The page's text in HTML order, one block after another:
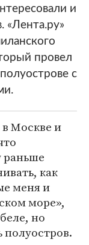
и
«Лента.ру»
провел
с
Москве и
раньше
как
меня и
море»,
но
полуостров.